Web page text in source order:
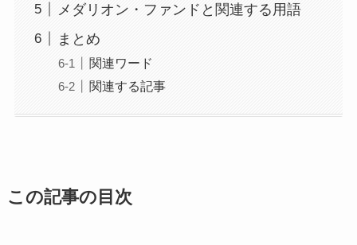
メダリオン・ファンドと関連する用語
まとめ
関連ワード
関連する記事
この記事の目次